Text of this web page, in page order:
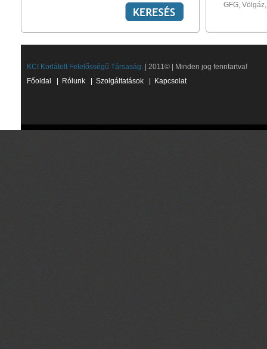
GFG,
KCI Korlátolt Felelősségű Társaság. | 2011© | Minden jog fenntartva!
Főoldal
Rólunk Szolgáltatások Kapcsolat